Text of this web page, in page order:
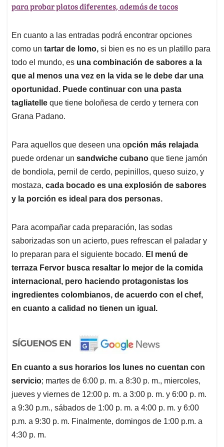
para probar platos diferentes, además de tacos
En cuanto a las entradas podrá encontrar opciones
como un tartar de lomo, si bien es no es un platillo para
todo el mundo, es una combinación de sabores a la
que al menos una vez en la vida se le debe dar una
oportunidad. Puede continuar con una pasta
tagliatelle que tiene boloñesa de cerdo y ternera con
Grana Padano.
Para aquellos que deseen una opción más relajada
puede ordenar un sandwiche cubano que tiene jamón
de bondiola, pernil de cerdo, pepinillos, queso suizo, y
mostaza, cada bocado es una explosión de sabores
y la porción es ideal para dos personas.
Para acompañar cada preparación, las sodas
saborizadas son un acierto, pues refrescan el paladar y
lo preparan para el siguiente bocado. El menú de
terraza Fervor busca resaltar lo mejor de la comida
internacional, pero haciendo protagonistas los
ingredientes colombianos, de acuerdo con el chef,
en cuanto a calidad no tienen un igual.
En cuanto a sus horarios los lunes no cuentan con
servicio; martes de 6:00 p. m. a 8:30 p. m., miercoles,
jueves y viernes de 12:00 p. m. a 3:00 p. m. y 6:00 p. m.
a 9:30 p.m., sábados de 1:00 p. m. a 4:00 p. m. y 6:00
p.m. a 9:30 p. m. Finalmente, domingos de 1:00 p.m. a
4:30 p. m.